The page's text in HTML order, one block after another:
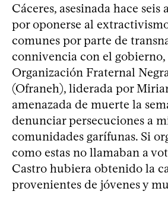
Cáceres, asesinada hace seis
por oponerse al
comunes por parte de
connivencia con el gobierno,
Organización Fraternal
(Ofraneh), liderada por
amenazada de muerte la
denunciar persecuciones a
comunidades garífunas. Si
como estas no llamaban a
Castro hubiera obtenido la
provenientes de jóvenes y